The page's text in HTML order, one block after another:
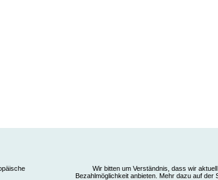
Wir bitten um Verständnis, dass wir
Bezahlmöglichkeit anbieten. Mehr dazu auf der